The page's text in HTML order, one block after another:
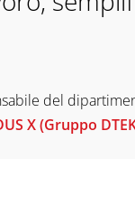
del
X (Gruppo